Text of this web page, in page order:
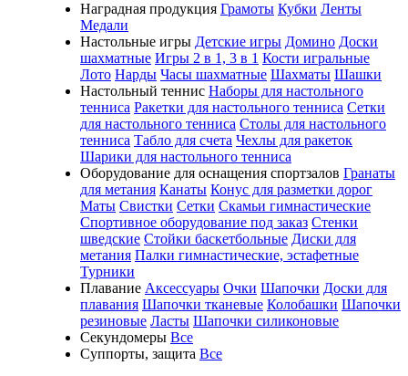
Наградная продукция Грамоты Кубки Ленты
Медали
Настольные игры Детские игры Домино Доски
шахматные Игры 2 в 1, 3 в 1 Кости игральные
Лото Нарды Часы шахматные Шахматы Шашки
Настольный теннис Наборы для настольного
тенниса Ракетки для настольного тенниса Сетки
для настольного тенниса Столы для настольного
тенниса Табло для счета Чехлы для ракеток
Шарики для настольного тенниса
Оборудование для оснащения спортзалов Гранаты
для метания Канаты Конус для разметки дорог
Маты Свистки Сетки Скамьи гимнастические
Спортивное оборудование под заказ Стенки
шведские Стойки баскетбольные Диски для
метания Палки гимнастические, эстафетные
Турники
Плавание Аксессуары Очки Шапочки Доски для
плавания Шапочки тканевые Колобашки Шапочки
резиновые Ласты Шапочки силиконовые
Секундомеры Все
Суппорты, защита Все